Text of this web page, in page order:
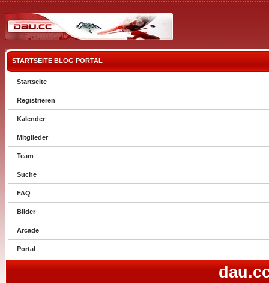
STARTSEITE BLOG PORTAL
Startseite
Registrieren
Kalender
Mitglieder
Team
Suche
FAQ
Bilder
Arcade
Portal